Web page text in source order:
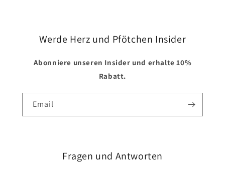
Werde Herz und Pfötchen Insider
Abonniere unseren Insider und erhalte 10%
Rabatt.
Email
Fragen und Antworten